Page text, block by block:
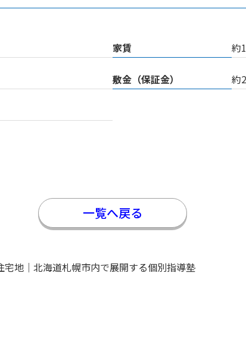
家賃 約
敷金（保証金） 約
一覧へ戻る
宅地｜北海道札幌市内で展開する個別指導塾